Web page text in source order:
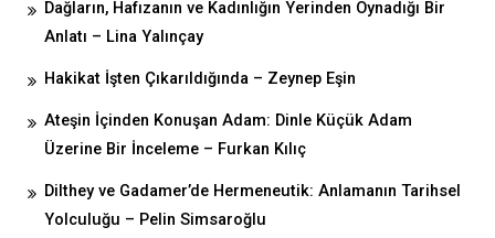
Dağların, Hafızanın ve Kadınlığın Yerinden Oynadığı Bir
Anlatı – Lina Yalınçay
Hakikat İşten Çıkarıldığında – Zeynep Eşin
Ateşin İçinden Konuşan Adam: Dinle Küçük Adam
Üzerine Bir İnceleme – Furkan Kılıç
Dilthey ve Gadamer’de Hermeneutik: Anlamanın Tarihsel
Yolculuğu – Pelin Simsaroğlu